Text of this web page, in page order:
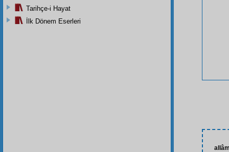
Tarihçe-i Hayat
İlk Dönem Eserleri